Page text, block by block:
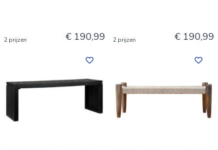
2 prijzen € 190,99 2 prijzen € 190,99